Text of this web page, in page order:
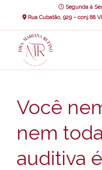
Segunda à
Rua Cubatão, 929 – conj 88
Você
nem
auditiva